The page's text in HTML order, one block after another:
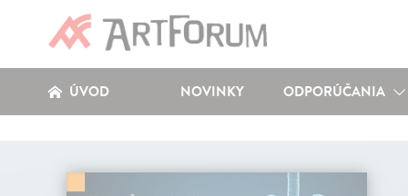
ÚVOD NOVINKY ODPORÚČANIA